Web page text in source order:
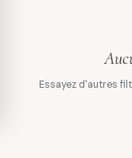
Essayez d'autres